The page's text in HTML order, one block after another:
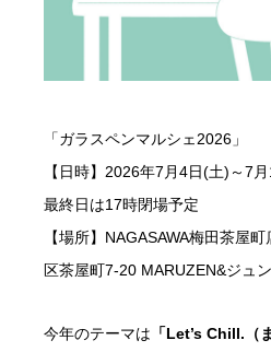
「ガラスペンマルシェ2026」
【日時】2026年7月4日(土)～
最終日は17時閉場予定
【場所】NAGASAWA梅田茶屋
区茶屋町7-20 MARUZEN&ジュ
今年のテーマは 「Let’s Chill.（